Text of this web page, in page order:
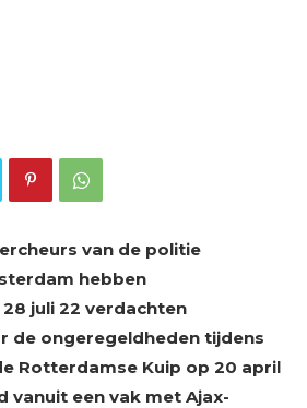
van de politie
hebben
juli 22 verdachten
de ongeregeldheden tijdens
Rotterdamse Kuip op 20 april
vanuit een vak met Ajax-